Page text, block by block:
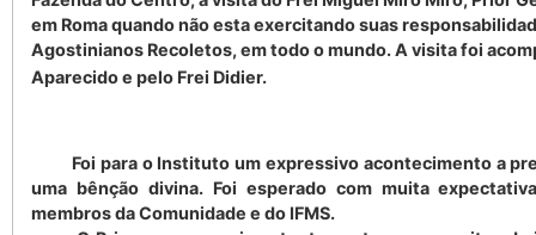
em Roma quando não esta exercitando suas
Agostinianos Recoletos, em todo o mundo. A visita foi
Aparecido e pelo Frei Didier.
Foi para o Instituto um expressivo acontecimento a
uma bênção divina. Foi esperado com muita
membros da Comunidade e do IFMS.